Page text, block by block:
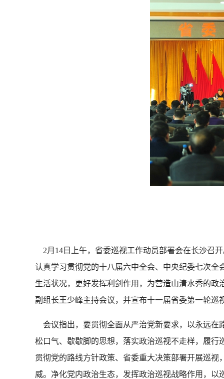
2月14日上午，省委巡视工作动员部署会在长沙召
认真学习贯彻党的十八届六中全会、中央纪委七次
生活状况，更好发挥利剑作用，为营造山清水秀的
副组长王少峰主持会议，并宣布十一届省委第一轮
会议指出，要贯彻全面从严治党新要求，以永远在
松口气、歇歇脚的思想，落实政治巡视不走样，履
贯彻党的路线方针政策、省委重大决策部署开展巡
威。净化党内政治生态，发挥政治巡视战略作用，